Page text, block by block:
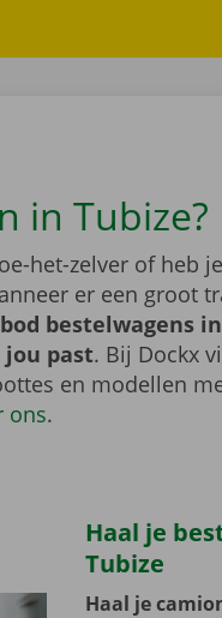
in Tubize?
het-zelver of heb
er een groot
bestelwagens
past. Bij Dockx
en modellen
ons.
Haal je
Tubize
Haal je